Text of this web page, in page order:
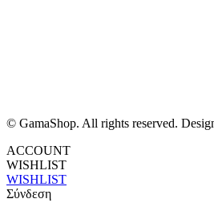
© GamaShop. All rights reserved.
ACCOUNT
WISHLIST
WISHLIST
Σύνδεση